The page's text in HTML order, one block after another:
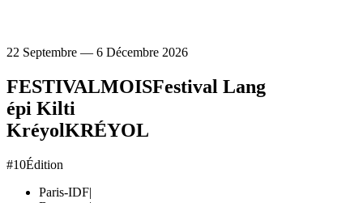
22 Septembre — 6 Décembre 2026
FESTIVALMOISFestival Lang
épi Kilti
KréyolKRÉYOL
#10Édition
Paris-IDF|